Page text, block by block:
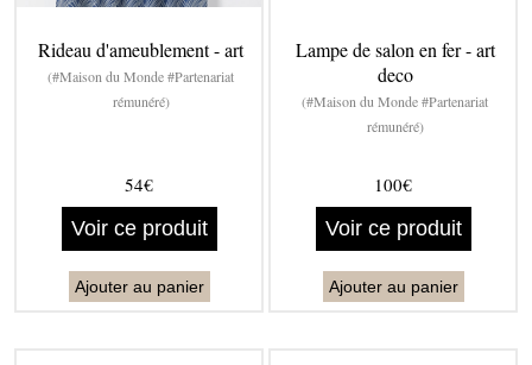
Rideau d'ameublement - art
(#Maison du Monde #Partenariat
rémunéré)
54€
Voir ce produit
Ajouter au panier
Lampe de salon en fer - art
deco
(#Maison du Monde #Partenariat
rémunéré)
100€
Voir ce produit
Ajouter au panier